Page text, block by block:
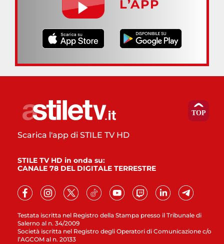
L’APP
Testata iscritta nel Registro della Stampa presso il Tribunale di
Salerno al n. 34/2009
Società iscritta nel Registro degli Operatori di Comunicazione c/o
l’AGCOM al n. 20133
Scarica l'app di STILE TV HD
STILE TV HD in onda su:
CANALE 78 DEL DIGITALE TERRESTRE